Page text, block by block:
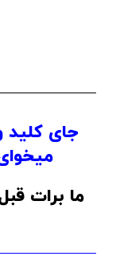
جای کلید
ما برات